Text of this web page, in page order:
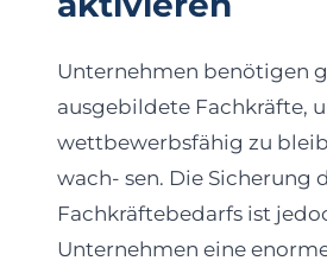
Unternehmen benötigen
ausgebildete Fachkräfte,
wettbewerbsfähig zu
wach- sen. Die Sicherung
Fachkräftebedarfs ist
Unternehmen eine